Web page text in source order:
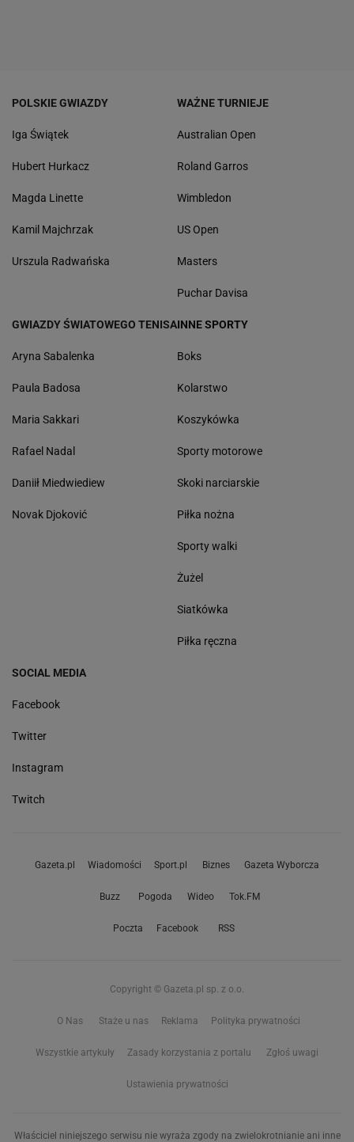
POLSKIE GWIAZDY
Iga Świątek
Hubert Hurkacz
Magda Linette
Kamil Majchrzak
Urszula Radwańska
WAŻNE TURNIEJE
Australian Open
Roland Garros
Wimbledon
US Open
Masters
Puchar Davisa
GWIAZDY ŚWIATOWEGO TENISA
Aryna Sabalenka
Paula Badosa
Maria Sakkari
Rafael Nadal
Daniił Miedwiediew
Novak Djoković
INNE SPORTY
Boks
Kolarstwo
Koszykówka
Sporty motorowe
Skoki narciarskie
Piłka nożna
Sporty walki
Żużel
Siatkówka
Piłka ręczna
SOCIAL MEDIA
Facebook
Twitter
Instagram
Twitch
Gazeta.pl Wiadomości Sport.pl Biznes Gazeta Wyborcza
Buzz Pogoda Wideo Tok.FM
Poczta Facebook RSS
Copyright © Gazeta.pl sp. z o.o.
O Nas Staże u nas Reklama Polityka prywatności
Wszystkie artykuły Zasady korzystania z portalu Zgłoś uwagi
Ustawienia prywatności
Właściciel niniejszego serwisu nie wyraża zgody na zwielokrotnianie ani inne